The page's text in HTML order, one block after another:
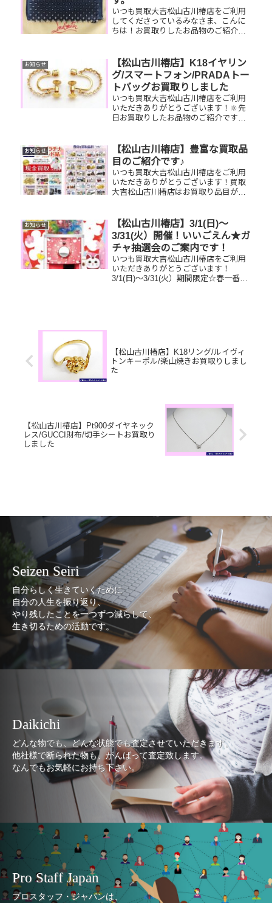
い...
いつも買取大吉松山古川椿店をご利用
してくださっているみなさま、こんに
ちは！お買取りしたお品物のご紹介で
い！そして！現在イベント開催中です
(^^♪11,500円以上ご成約の...
お知らせ
【松山古川椿店】K18イヤリン
グ/スマートフォン/PRADAトー
トバッグお買取りしました
いつも買取大吉松山古川椿店をご利用
いただきありがとうございます！🔆先
日お買取りしたお品物のご紹介です。
いるお品物はございませんか？ぜひ買
取大吉松山古川椿店にお査定させて
く...
お知らせ
【松山古川椿店】豊富な買取品
目のご紹介です♪
いつも買取大吉松山古川椿店をご利用
いただきありがとうございます！買取
大吉松山古川椿店はお買取り品目が豊
断られたものや、片手でお持ちいただ
けるものならお買取りできるお品が...
お知らせ
【松山古川椿店】3/1(日)～
3/31(火）開催！いいごえん★ガ
チャ抽選会のご案内です！
いつも買取大吉松山古川椿店をご利用
いただきありがとうございます！
3/1(日)～3/31(火）期間限定☆春一番・
【松山古川椿店】K18リング/ルイヴィ
トンキーポル/楽山焼きお買取りしまし
た
【松山古川椿店】Pt900ダイヤネック
レス/GUCCI財布/切手シートお買取り
しました
Seizen Seiri
自分らしく生きていくために
自分の人生を振り返り、
やり残したことを一つずつ減らして、
生き切るための活動です。
Daikichi
どんな物でも、どんな状態でも査定させていただきます。
他社様で断られた物も、がんばって査定致します。
なんでもお気軽にお持ち下さい。
Pro Staff Japan
プロスタッフ・ジャパンは、